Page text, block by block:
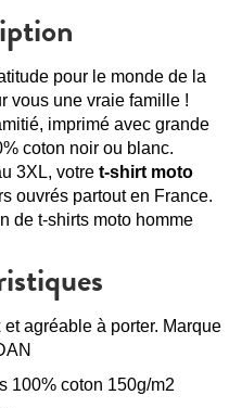
pour le monde de la
vous une vraie famille !
imprimé avec grande
coton noir ou blanc.
3XL, votre t-shirt moto
ouvrés partout en France.
de t-shirts moto homme
agréable à porter. Marque
100% coton 150g/m2